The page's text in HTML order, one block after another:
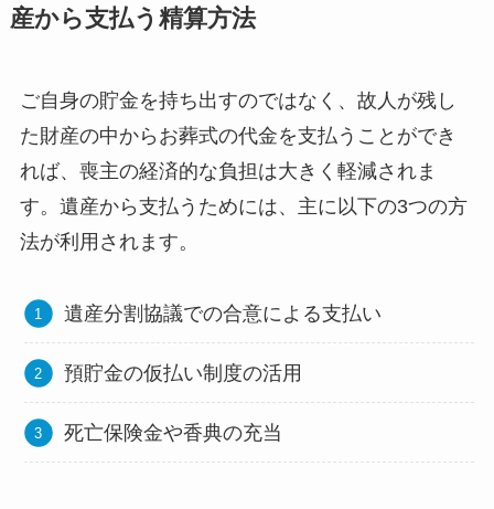
産から支払う精算方法
ご自身の貯金を持ち出すのではなく、故人が残し
た財産の中からお葬式の代金を支払うことができ
れば、喪主の経済的な負担は大きく軽減されま
す。遺産から支払うためには、主に以下の3つの方
法が利用されます。
遺産分割協議での合意による支払い
預貯金の仮払い制度の活用
死亡保険金や香典の充当